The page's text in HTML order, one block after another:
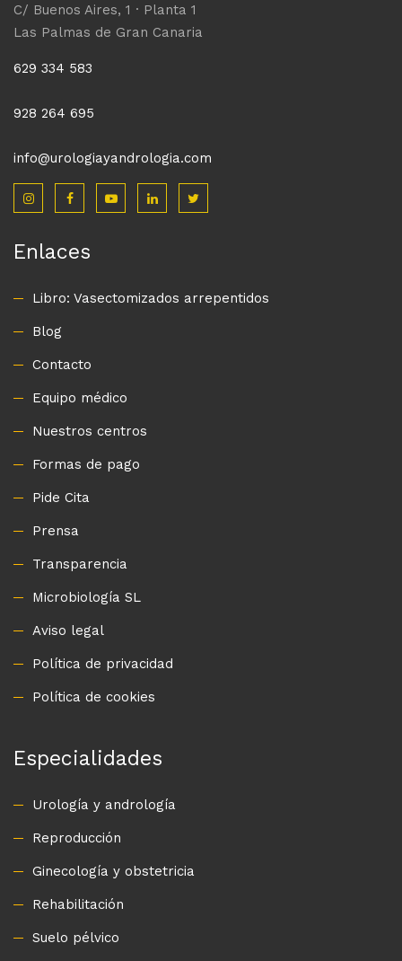
C/ Buenos Aires, 1 · Planta 1
Las Palmas de Gran Canaria
629 334 583
928 264 695
info@urologiayandrologia.com
Enlaces
Libro: Vasectomizados arrepentidos
Blog
Contacto
Equipo médico
Nuestros centros
Formas de pago
Pide Cita
Prensa
Transparencia
Microbiología SL
Aviso legal
Política de privacidad
Política de cookies
Especialidades
Urología y andrología
Reproducción
Ginecología y obstetricia
Rehabilitación
Suelo pélvico